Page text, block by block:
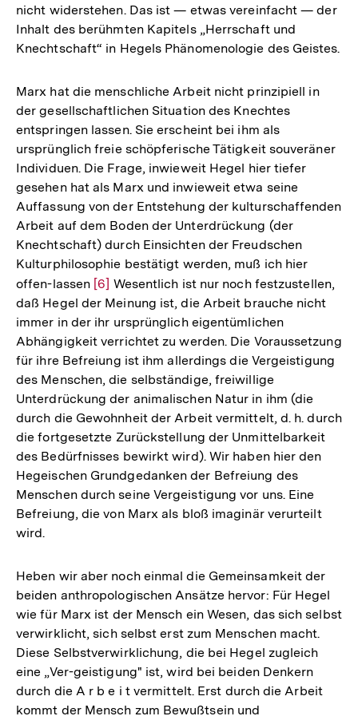
nicht widerstehen. Das ist — etwas vereinfacht — der
Inhalt des berühmten Kapitels „Herrschaft und
Knechtschaft“ in Hegels Phänomenologie des Geistes.
Marx hat die menschliche Arbeit nicht prinzipiell in
der gesellschaftlichen Situation des Knechtes
entspringen lassen. Sie erscheint bei ihm als
ursprünglich freie schöpferische Tätigkeit souveräner
Individuen. Die Frage, inwieweit Hegel hier tiefer
gesehen hat als Marx und inwieweit etwa seine
Auffassung von der Entstehung der kulturschaffenden
Arbeit auf dem Boden der Unterdrückung (der
Knechtschaft) durch Einsichten der Freudschen
Kulturphilosophie bestätigt werden, muß ich hier
offen-lassen Zur
Auflösung
der
Fußnote
[6] Wesentlich ist nur noch festzustellen,
daß Hegel der Meinung ist, die Arbeit brauche nicht
immer in der ihr ursprünglich eigentümlichen
Abhängigkeit verrichtet zu werden. Die Voraussetzung
für ihre Befreiung ist ihm allerdings die Vergeistigung
des Menschen, die selbständige, freiwillige
Unterdrückung der animalischen Natur in ihm (die
durch die Gewohnheit der Arbeit vermittelt, d. h. durch
die fortgesetzte Zurückstellung der Unmittelbarkeit
des Bedürfnisses bewirkt wird). Wir haben hier den
Hegeischen Grundgedanken der Befreiung des
Menschen durch seine Vergeistigung vor uns. Eine
Befreiung, die von Marx als bloß imaginär verurteilt
wird.
Heben wir aber noch einmal die Gemeinsamkeit der
beiden anthropologischen Ansätze hervor: Für Hegel
wie für Marx ist der Mensch ein Wesen, das sich selbst
verwirklicht, sich selbst erst zum Menschen macht.
Diese Selbstverwirklichung, die bei Hegel zugleich
eine „Ver-geistigung" ist, wird bei beiden Denkern
durch die A r b e i t vermittelt. Erst durch die Arbeit
kommt der Mensch zum Bewußtsein und